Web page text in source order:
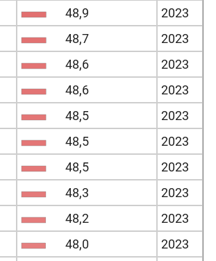
48,9
2023
48,7
2023
48,6
2023
48,6
2023
48,5
2023
48,5
2023
48,5
2023
48,3
2023
48,2
2023
48,0
2023